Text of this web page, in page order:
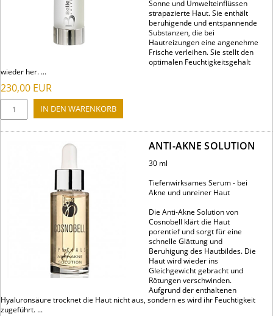
Sonne und Umwelteinflüssen
strapazierte Haut. Sie enthält
beruhigende und entspannende
Substanzen, die bei
Hautreizungen eine angenehme
Frische verleihen. Sie stellt den
optimalen Feuchtigkeitsgehalt
wieder her. ...
230,00 EUR
ANTI-AKNE SOLUTION
30 ml
Tiefenwirksames Serum - bei
Akne und unreiner Haut
Die Anti-Akne Solution von
Cosnobell klärt die Haut
porentief und sorgt für eine
schnelle Glättung und
Beruhigung des Hautbildes. Die
Haut wird wieder ins
Gleichgewicht gebracht und
Rötungen verschwinden.
Aufgrund der enthaltenen
Hyaluronsäure trocknet die Haut nicht aus, sondern es wird ihr Feuchtigkeit
zugeführt. ...